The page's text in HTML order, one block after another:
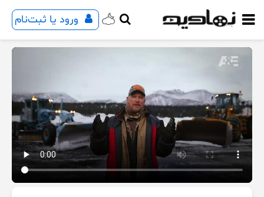
ورود یا ثبت‌نام